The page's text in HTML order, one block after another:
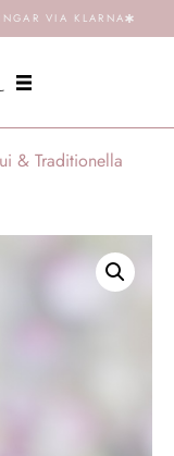
VIA KLARNA
& Traditionella